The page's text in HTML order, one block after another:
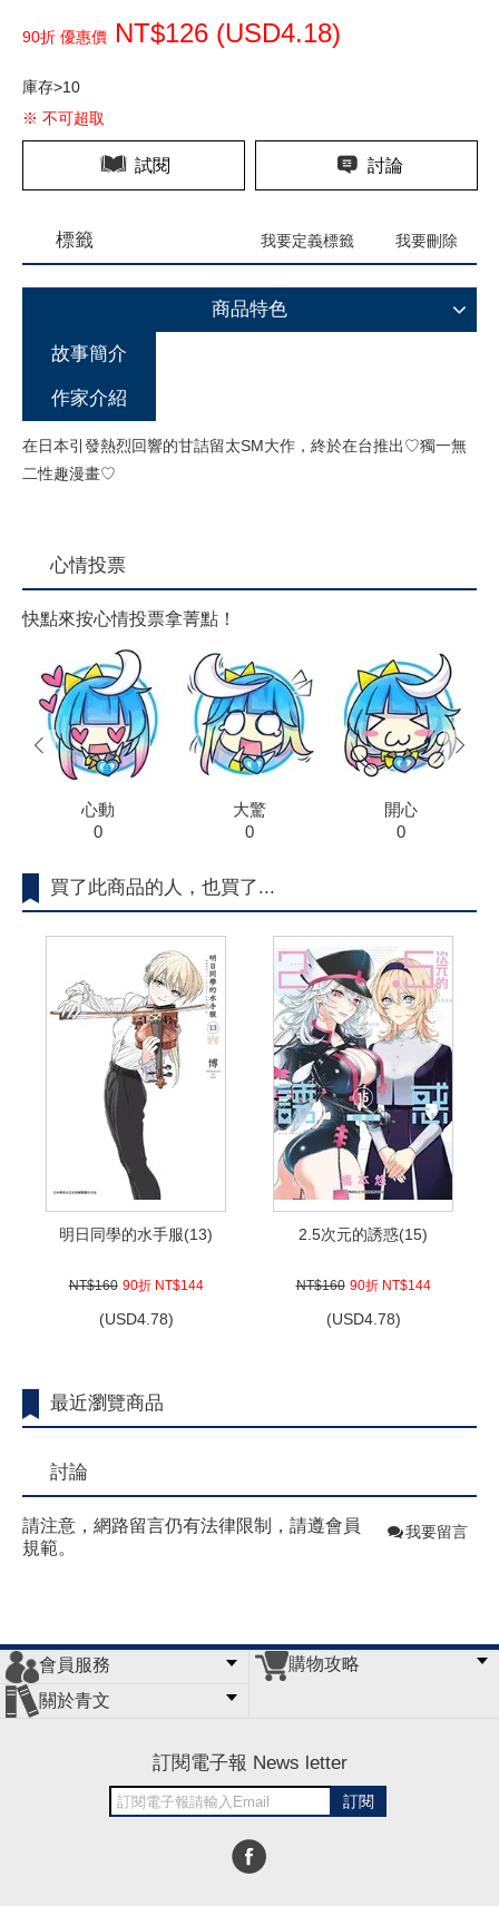
90折 優惠價 NT$126 (USD4.18)
庫存>10
※ 不可超取
試閱 討論
標籤 我要定義標籤 我要刪除
商品特色
故事簡介
作家介紹
在日本引發熱烈回響的甘詰留太SM大作，終於在台推出♡獨一無
二性趣漫畫♡
心情投票
快點來按心情投票拿菁點！
心動
0
大驚
0
開心
0
prev next
買了此商品的人，也買了...
明日同學的水手服(13)
NT$160 90折 NT$144
(USD4.78)
2.5次元的誘惑(15)
NT$160 90折 NT$144
(USD4.78)
最近瀏覽商品
討論
請注意，網路留言仍有法律限制，請遵會員
規範。
我要留言
會員服務
會員辦法
客服信箱
隱私條款
網站導覽
購物攻略
關於青文
訂閱電子報 News letter
訂閱